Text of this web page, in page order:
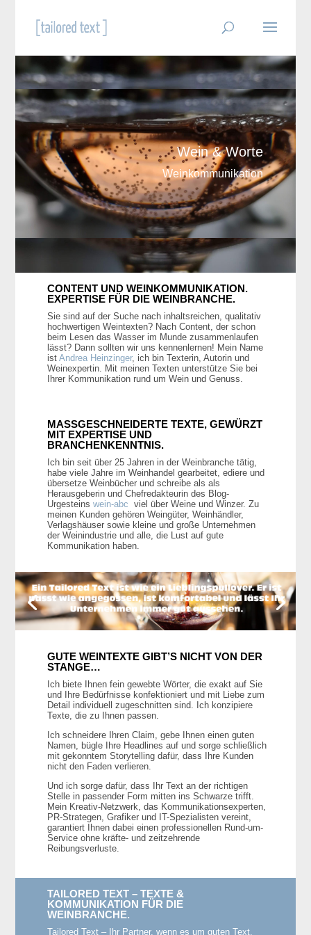
Wein & Worte
Weinkommunikation
CONTENT UND WEINKOMMUNIKATION.
EXPERTISE FÜR DIE WEINBRANCHE.
Sie sind auf der Suche nach inhaltsreichen, qualitativ
hochwertigen Weintexten? Nach Content, der schon
beim Lesen das Wasser im Munde zusammenlaufen
lässt? Dann sollten wir uns kennenlernen! Mein Name
ist Andrea Heinzinger, ich bin Texterin, Autorin und
Weinexpertin. Mit meinen Texten unterstütze Sie bei
Ihrer Kommunikation rund um Wein und Genuss.
MASSGESCHNEIDERTE TEXTE, GEWÜRZT
MIT EXPERTISE UND
BRANCHENKENNTNIS.
Ich bin seit über 25 Jahren in der Weinbranche tätig,
habe viele Jahre im Weinhandel gearbeitet, ediere und
übersetze Weinbücher und schreibe als als
Herausgeberin und Chefredakteurin des Blog-
Urgesteins wein-abc viel über Weine und Winzer. Zu
meinen Kunden gehören Weingüter, Weinhändler,
Verlagshäuser sowie kleine und große Unternehmen
der Weinindustrie und alle, die Lust auf gute
Kommunikation haben.
GUTE WEINTEXTE GIBT’S NICHT VON DER
STANGE…
Ich biete Ihnen fein gewebte Wörter, die exakt auf Sie
und Ihre Bedürfnisse konfektioniert und mit Liebe zum
Detail individuell zugeschnitten sind. Ich konzipiere
Texte, die zu Ihnen passen.
Ich schneidere Ihren Claim, gebe Ihnen einen guten
Namen, bügle Ihre Headlines auf und sorge schließlich
mit gekonntem Storytelling dafür, dass Ihre Kunden
nicht den Faden verlieren.
Und ich sorge dafür, dass Ihr Text an der richtigen
Stelle in passender Form mitten ins Schwarze trifft.
Mein Kreativ-Netzwerk, das Kommunikationsexperten,
PR-Strategen, Grafiker und IT-Spezialisten vereint,
garantiert Ihnen dabei einen professionellen Rund-um-
Service ohne kräfte- und zeitzehrende
Reibungsverluste.
TAILORED TEXT – TEXTE &
KOMMUNIKATION FÜR DIE
WEINBRANCHE.
Tailored Text – Ihr Partner, wenn es um guten Text,